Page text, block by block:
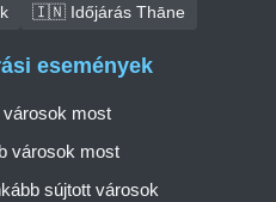
🇮🇳 Időjárás Thāne
események
városok most
városok most
sújtott városok